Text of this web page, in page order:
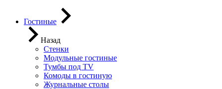
Гостиные
Назад
Стенки
Модульные гостиные
Тумбы под ТV
Комоды в гостиную
Журнальные столы